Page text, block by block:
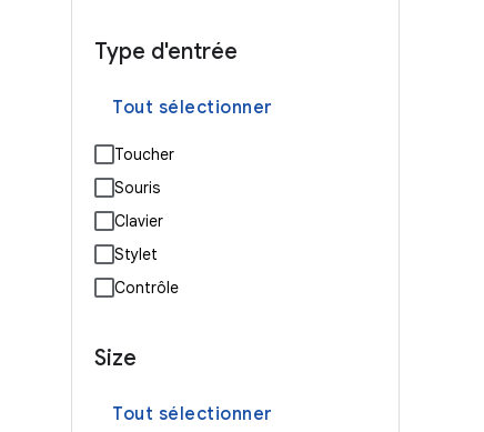
Type d'entrée
Tout sélectionner
Toucher
Souris
Clavier
Stylet
Contrôle
Size
Tout sélectionner